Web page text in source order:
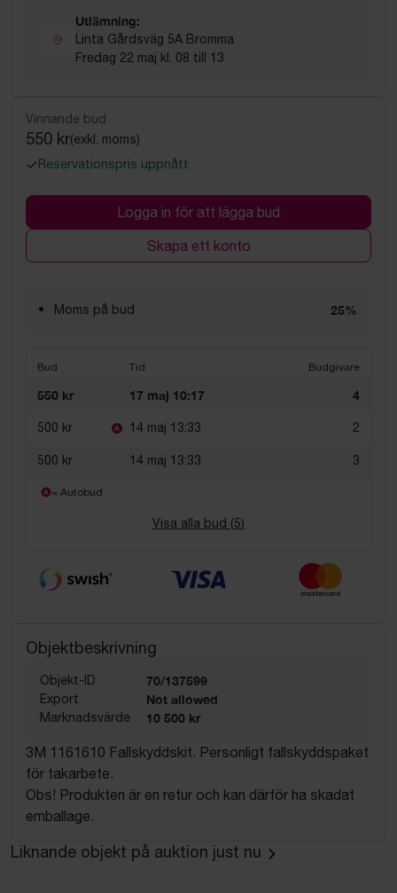
Utlämning:
Linta Gårdsväg 5A Bromma
Fredag 22 maj kl. 08 till 13
Vinnande bud
550 kr(exkl. moms)
Reservationspris uppnått
Logga in för att lägga bud
Skapa ett konto
Moms på bud 25%
Bud Tid Budgivare
550 kr 17 maj 10:17 4
500 kr 14 maj 13:33 2
500 kr 14 maj 13:33 3
= Autobud
Visa alla bud (5)
Objektbeskrivning
Objekt-ID 70/137599
Export Not allowed
Marknadsvärde 10 500 kr
3M 1161610 Fallskyddskit. Personligt fallskyddspaket
för takarbete.
Obs! Produkten är en retur och kan därför ha skadat
emballage.
Liknande objekt på auktion just nu